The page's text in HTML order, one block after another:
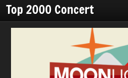
Top 2000 Concert